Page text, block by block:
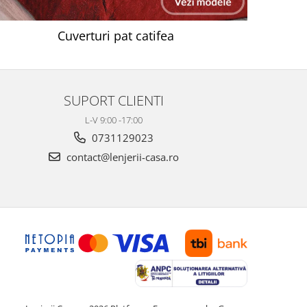
Cuverturi pat catifea
SUPORT CLIENTI
L-V 9:00 -17:00
0731129023
contact@lenjerii-casa.ro